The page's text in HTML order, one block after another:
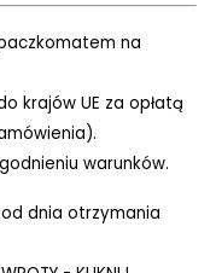
na
krajów UE za opłatą
warunków.
dnia otrzymania